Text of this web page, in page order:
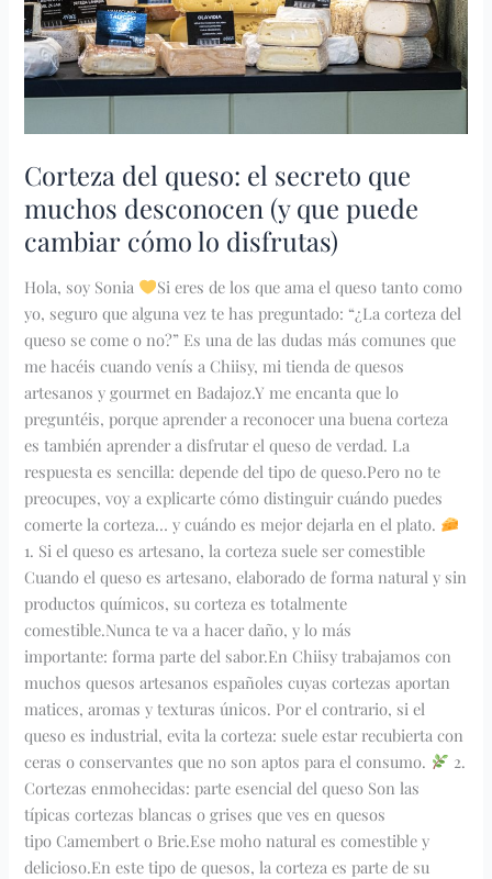
Corteza del queso: el secreto que
muchos desconocen (y que puede
cambiar cómo lo disfrutas)
Hola, soy Sonia
Si eres de los que ama el queso tanto como
yo, seguro que alguna vez te has preguntado: “¿La corteza del
queso se come o no?” Es una de las dudas más comunes que
me hacéis cuando venís a Chiisy, mi tienda de quesos
artesanos y gourmet en Badajoz.Y me encanta que lo
preguntéis, porque aprender a reconocer una buena corteza
es también aprender a disfrutar el queso de verdad. La
respuesta es sencilla: depende del tipo de queso.Pero no te
preocupes, voy a explicarte cómo distinguir cuándo puedes
comerte la corteza… y cuándo es mejor dejarla en el plato.
1. Si el queso es artesano, la corteza suele ser comestible
Cuando el queso es artesano, elaborado de forma natural y sin
productos químicos, su corteza es totalmente
comestible.Nunca te va a hacer daño, y lo más
importante: forma parte del sabor.En Chiisy trabajamos con
muchos quesos artesanos españoles cuyas cortezas aportan
matices, aromas y texturas únicos. Por el contrario, si el
queso es industrial, evita la corteza: suele estar recubierta con
ceras o conservantes que no son aptos para el consumo.
2.
Cortezas enmohecidas: parte esencial del queso Son las
típicas cortezas blancas o grises que ves en quesos
tipo Camembert o Brie.Ese moho natural es comestible y
delicioso.En este tipo de quesos, la corteza es parte de su
desconocen
(y
que
puede
cambiar
lo
disfrutas)